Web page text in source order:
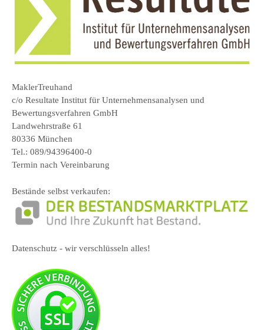
MaklerTreuhand
c/o Resultate Institut für Unternehmensanalysen und
Bewertungsverfahren GmbH
Landwehrstraße 61
80336 München
Tel.: 089/94396400-0
Termin nach Vereinbarung
Bestände selbst verkaufen:
Datenschutz - wir verschlüsseln alles!